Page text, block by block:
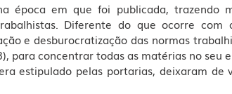
época em que foi publicada, trazendo
Diferente do que ocorre com
e desburocratização das normas
para concentrar todas as matérias no seu
estipulado pelas portarias, deixaram de